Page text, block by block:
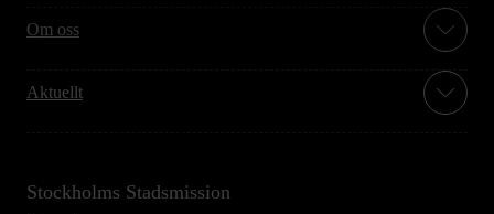
Om oss
Aktuellt
Stockholms Stadsmission